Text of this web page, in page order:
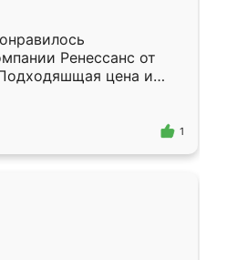
Ренессанс от
цена и
Приехавший
Владислав
эскизу самый
1